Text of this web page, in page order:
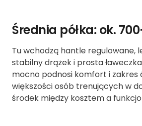
Średnia półka: ok.
Tu wchodzą hantle regulowane,
stabilny drążek i prosta
mocno podnosi komfort i zakres
większości osób trenujących w
środek między kosztem a